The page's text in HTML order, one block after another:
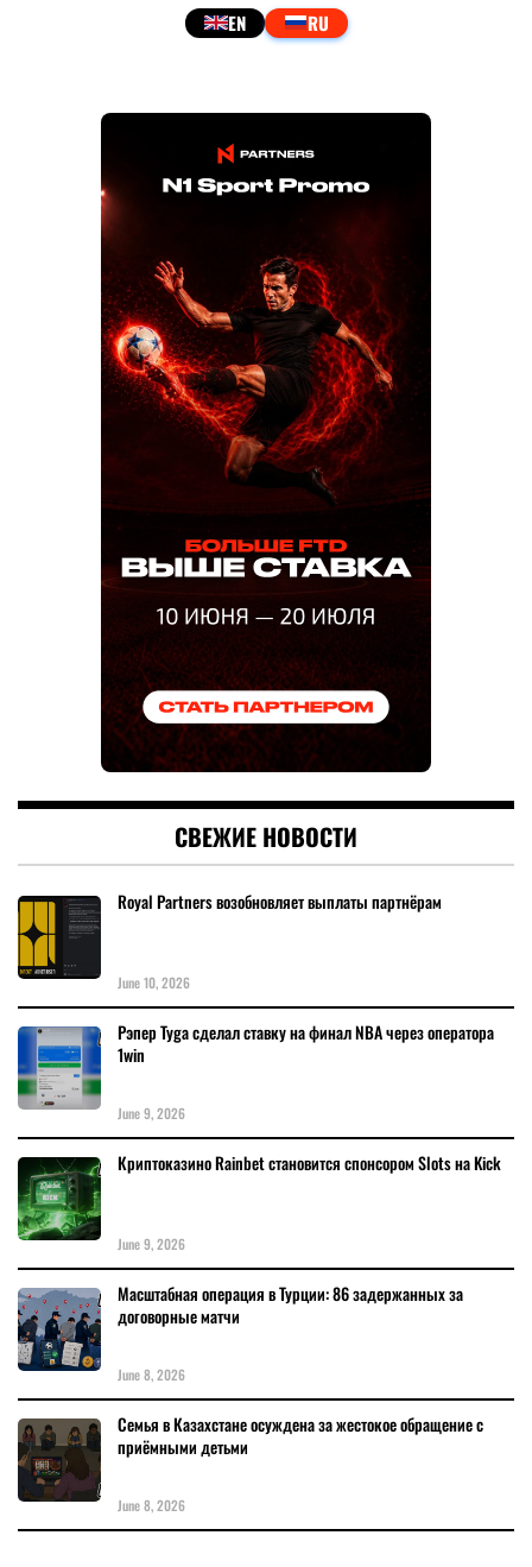
СВЕЖИЕ НОВОСТИ
Royal Partners возобновляет выплаты партнёрам
June 10, 2026
Рэпер Tyga сделал ставку на финал NBA через оператора
1win
June 9, 2026
Криптоказино Rainbet становится спонсором Slots на Kick
June 9, 2026
Масштабная операция в Турции: 86 задержанных за
договорные матчи
June 8, 2026
Семья в Казахстане осуждена за жестокое обращение с
приёмными детьми
June 8, 2026